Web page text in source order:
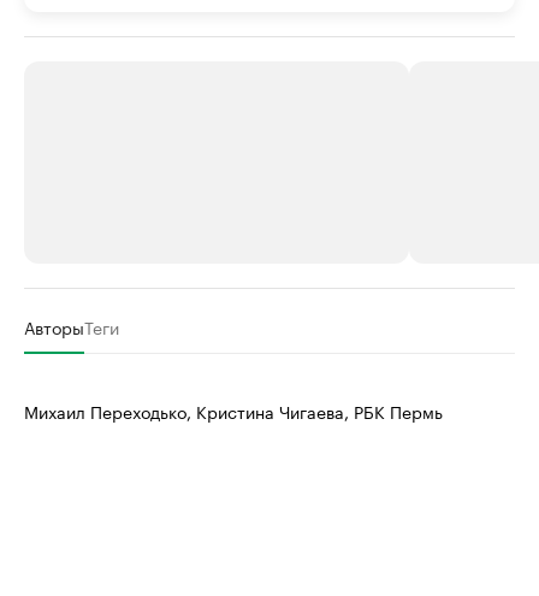
Крупные организации в
Найдите и проверьте данные в каталоге Посмотрите
АвторыТеги
Михаил Переходько, Кристина Чигаева, РБК Пермь